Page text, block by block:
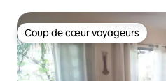
Coup de cœur voyageurs
Coup de cœur voyageurs